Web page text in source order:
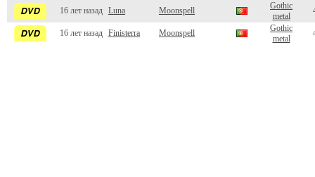
16 лет назад Luna Moonspell
Gothic
metal
16 лет назад Finisterra Moonspell
Gothic
metal